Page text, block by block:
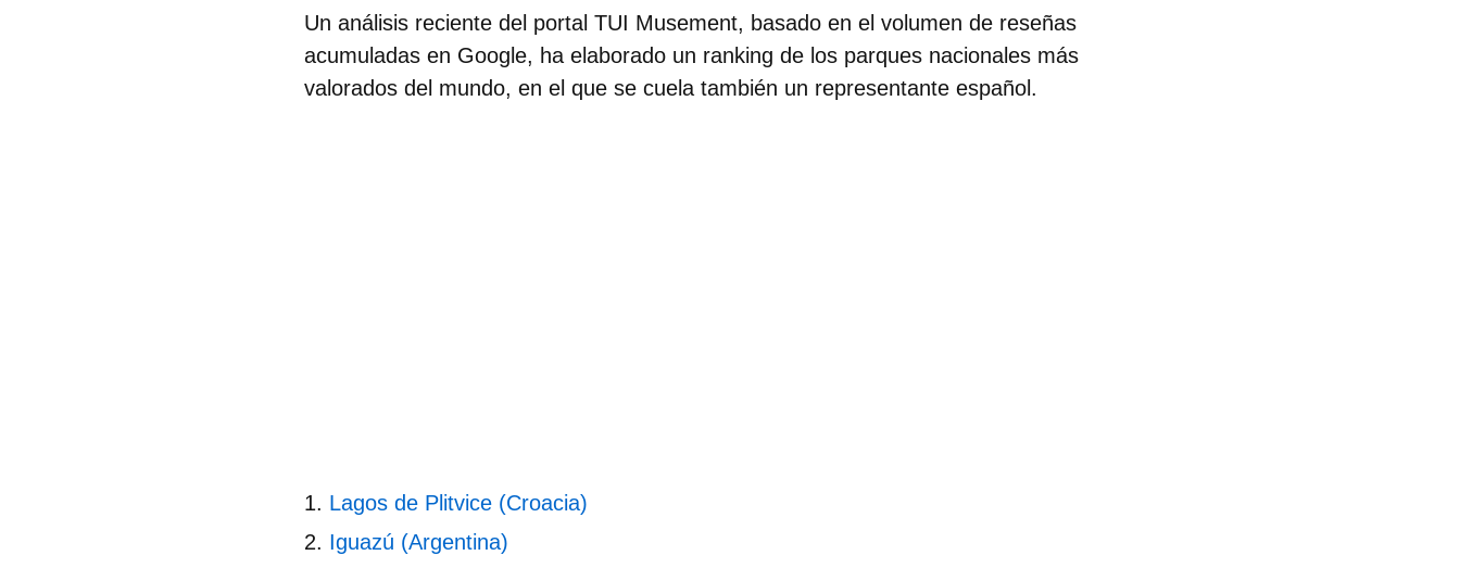
Un análisis reciente del portal TUI Musement, basado en el volumen de reseñas
acumuladas en Google, ha elaborado un ranking de los parques nacionales más
valorados del mundo, en el que se cuela también un representante español.
Lagos de Plitvice (Croacia)
Iguazú (Argentina)